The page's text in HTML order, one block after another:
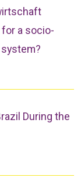
for a socio-
During the